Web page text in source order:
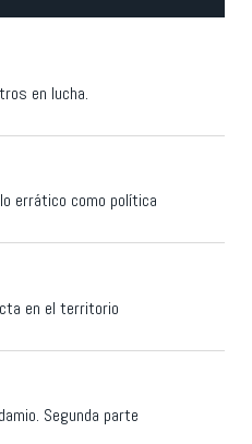
en lucha.
errático como política
en el territorio
Segunda parte